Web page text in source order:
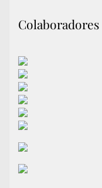
Colaboradores